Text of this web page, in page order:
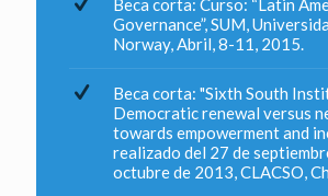
Beca corta: Curso: “Latin
Governance”, SUM,
Norway, Abril, 8-11, 2015.
Beca corta: "Sixth South
Democratic renewal versus
towards empowerment and
realizado del 27 de
octubre de 2013, CLACSO,